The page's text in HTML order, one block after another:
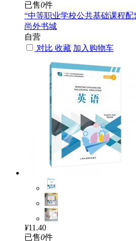
已售0件
“中等职业学校公共基础课程
尚外书城
自营
对比 收藏 加入购物车
¥11.40
已售0件